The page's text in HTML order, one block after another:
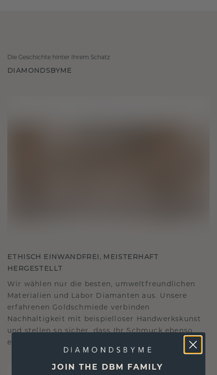
Die Geschichte hinter Ihrem Schatz
DIAMONDSBYME
ETHISCH EINWANDFREI, MEISTERHAFT
HERGESTELLT
Wir wählen nur die besten, umweltfreundlichen
Materialien und Labor Diamanten aus. Unsere
erfahrenen Goldschmiede verbinden
Nachhaltigkeit mit beispielloser Handwerkskunst
und stellen so sicher, dass Ihr Schmuck ebenso
ethisch wie exquisit ist.
JOIN THE DBM FAMILY